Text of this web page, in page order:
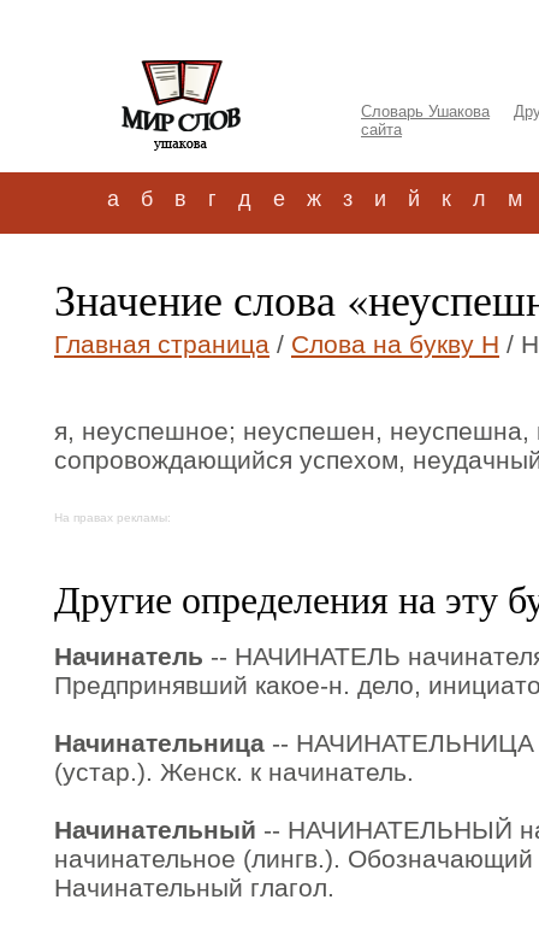
Словарь Ушакова
сайта
а б в г д е ж з и й к л м
Значение слова
Главная страница / Слова на букву Н /
я, неуспешное; неуспешен,
сопровождающийся успехом,
На правах рекламы:
Другие определения на эту
Начинатель -- НАЧИНАТЕЛЬ
Предпринявший какое-н. дело,
Начинательница -- НАЧИНАТЕЛЬНИЦА
(устар.). Женск. к начинатель.
Начинательный -- НАЧИНАТЕЛЬНЫЙ
начинательное (лингв.). Обозначающий
Начинательный глагол.